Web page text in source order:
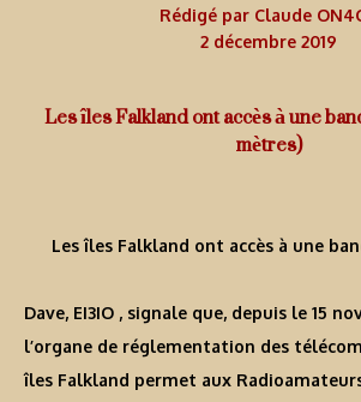
Rédigé par Claude
2 décembre 2019
Les îles Falkland ont accès à une
mètres)
Les îles Falkland ont accès à une
Dave, EI3IO , signale que, depuis le 15
l’organe de réglementation des
îles Falkland permet aux Radioamateurs